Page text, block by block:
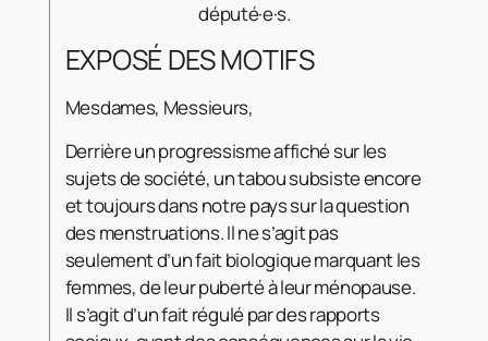
député·e·s.
EXPOSÉ DES MOTIFS
Mesdames, Messieurs,
Derrière un progressisme affiché sur les
sujets de société, un tabou subsiste encore
et toujours dans notre pays sur la question
des menstruations. Il ne s’agit pas
seulement d’un fait biologique marquant les
femmes, de leur puberté à leur ménopause.
Il s’agit d’un fait régulé par des rapports